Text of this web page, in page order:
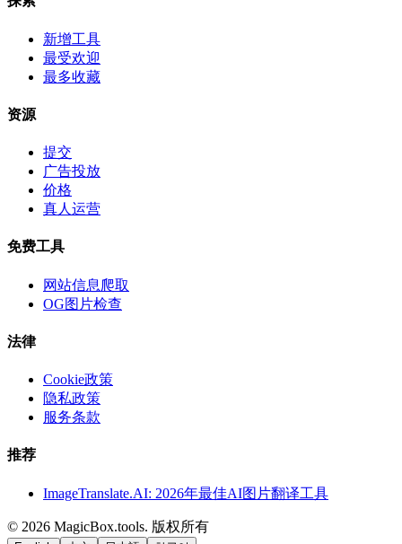
新增工具
最受欢迎
最多收藏
资源
提交
广告投放
价格
真人运营
免费工具
网站信息爬取
OG图片检查
法律
Cookie政策
隐私政策
服务条款
推荐
ImageTranslate.AI: 2026年最佳AI图片翻译工具
© 2026 MagicBox.tools. 版权所有